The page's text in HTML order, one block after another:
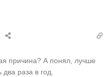
причина? А понял, лучше
два раза в год.